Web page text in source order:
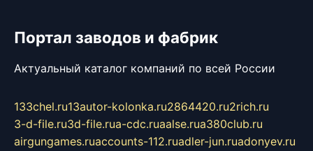
Портал заводов и фабрик
Актуальный каталог компаний по всей России
133chel.ru13autor-kolonka.ru2864420.ru2rich.ru
3-d-file.ru3d-file.rua-cdc.ruaalse.rua380club.ru
airgungames.ruaccounts-112.ruadler-jun.ruadonyev.ru